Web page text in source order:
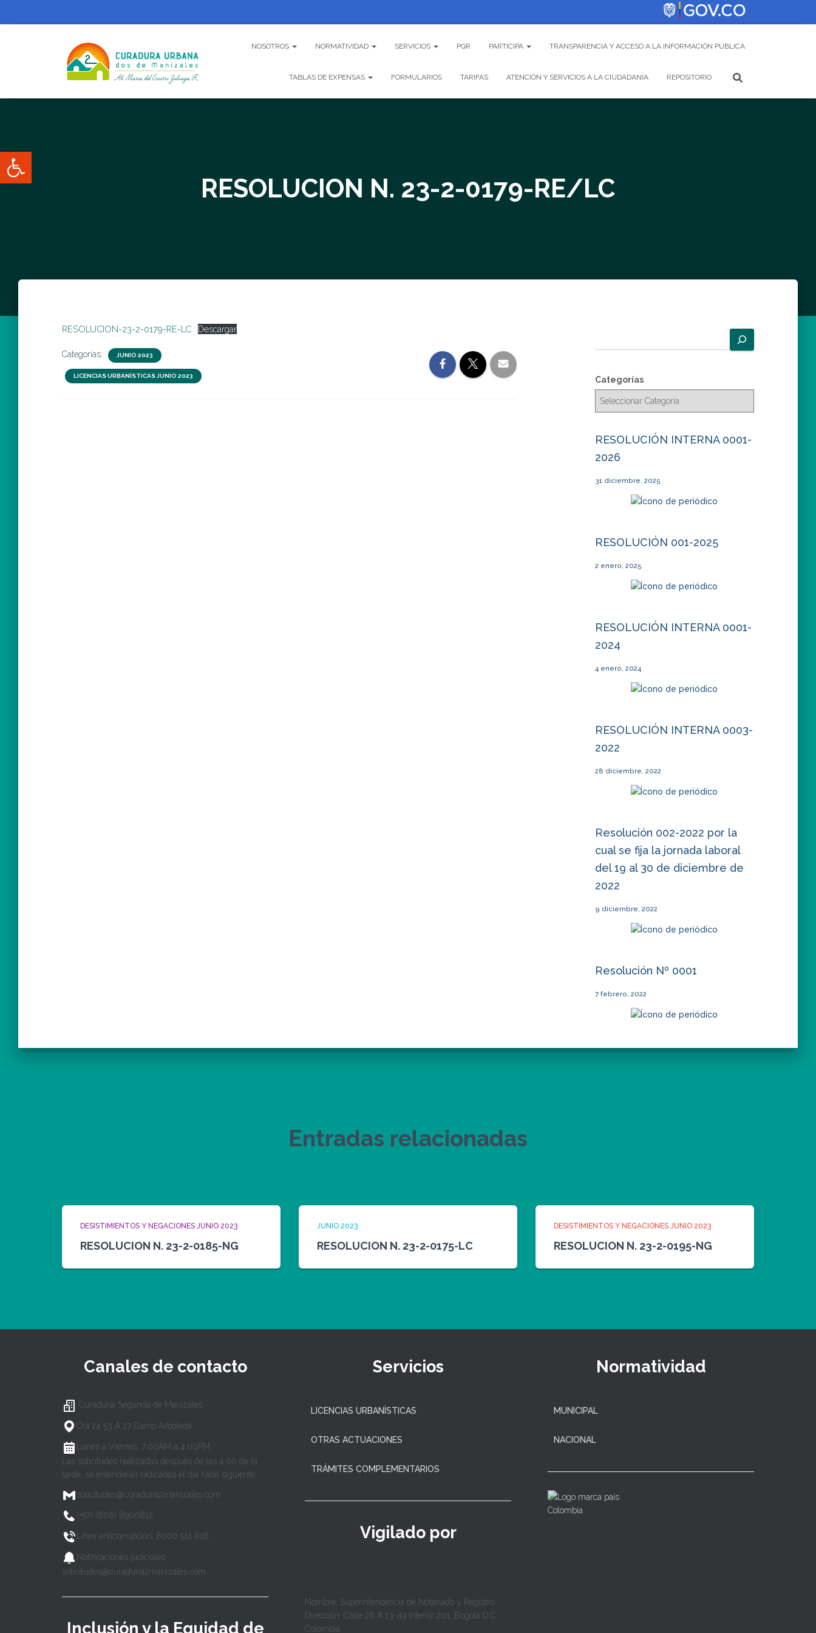
Abrir barra de herramientas
NOSOTROS NORMATIVIDAD SERVICIOS PQR PARTICIPA TRANSPARENCIA Y ACCESO A LA INFORMACIÓN PÚBLICA
TABLAS DE EXPENSAS FORMULARIOS TARIFAS ATENCIÓN Y SERVICIOS A LA CIUDADANÍA REPOSITORIO
RESOLUCION N. 23-2-0179-RE/LC
RESOLUCION-23-2-0179-RE-LC Descargar
Categorías: JUNIO 2023
LICENCIAS URBANÍSTICAS JUNIO 2023
u
c
a
Categorías
RESOLUCIÓN INTERNA 0001-
2026
31 diciembre, 2025
RESOLUCIÓN 001-2025
2 enero, 2025
RESOLUCIÓN INTERNA 0001-
2024
4 enero, 2024
RESOLUCIÓN INTERNA 0003-
2022
28 diciembre, 2022
Resolución 002-2022 por la
cual se fija la jornada laboral
del 19 al 30 de diciembre de
2022
9 diciembre, 2022
Resolución Nº 0001
7 febrero, 2022
Entradas relacionadas
DESISTIMIENTOS Y NEGACIONES JUNIO 2023
RESOLUCION N. 23-2-0185-NG
JUNIO 2023
RESOLUCION N. 23-2-0175-LC
DESISTIMIENTOS Y NEGACIONES JUNIO 2023
RESOLUCION N. 23-2-0195-NG
Canales de contacto
Curaduría Segunda de Manizales
Cra 24 53 A 27 Barrio Arboleda
Lunes a Viernes, 7:00AM a 4:00PM
Las solicitudes realizadas después de las 4:00 de la
tarde, se entenderán radicadas el día hábil siguiente.
solicitudes@curaduria2manizales.com
(+57) (606) 8900812
Línea anticorrupción: 8000 911 616
Notificaciones judiciales:
solicitudes@curaduria2manizales.com
Inclusión y la Equidad de
Servicios
LICENCIAS URBANÍSTICAS
OTRAS ACTUACIONES
TRÁMITES COMPLEMENTARIOS
Vigilado por
Nombre: Superintendencia de Notariado y Registro
Dirección: Calle 26 # 13-49 Interior 201, Bogotá D.C.
Colombia.
Normatividad
MUNICIPAL
NACIONAL